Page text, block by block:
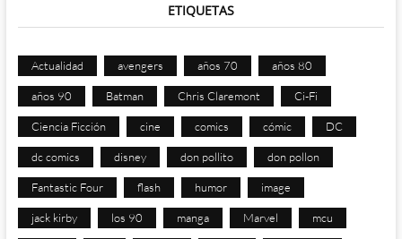
ETIQUETAS
Actualidad avengers años 70 años 80
años 90 Batman Chris Claremont Ci-Fi
Ciencia Ficción cine comics cómic DC
dc comics disney don pollito don pollon
Fantastic Four flash humor image
jack kirby los 90 manga Marvel mcu